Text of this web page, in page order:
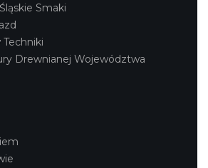
Smaki
Drewnianej Województwa